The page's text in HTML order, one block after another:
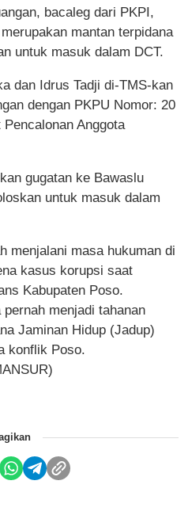
bacaleg dari PKPI,
mantan terpidana
untuk masuk dalam DCT.
dan Idrus Tadji di-TMS-kan
dengan PKPU Nomor: 20
Anggota
gugatan ke Bawaslu
untuk masuk dalam
menjalani masa hukuman di
kasus korupsi saat
Kabupaten Poso.
menjadi tahanan
Jaminan Hidup (Jadup)
konflik Poso.